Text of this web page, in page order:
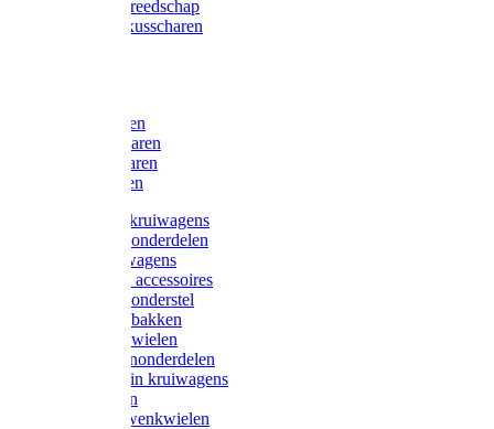
Klussen gereedschap
Gras & buxusscharen
Snoeischaren
Heggenscharen
Takkenscharen
Snoeimessen
Landbouwkruiwagens
Kruiwagenonderdelen
Bouwkruiwagens
Kruiwagen accessoires
Kruiwagenonderstel
Kruiwagenbakken
Kruiwagenwielen
Steekwagenonderdelen
Huis en Tuin kruiwagens
Steekwagen
Bok- en Zwenkwielen